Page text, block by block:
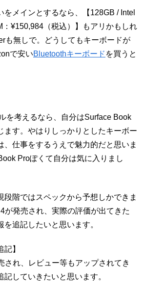
をメインとするなら、【128GB / Intel
：¥150,984（税込）】もアリかもしれ
も無しで。どうしてもキーボードが
で安いBluetoothキーボード を買うと
を考えるなら、自分はSurface Book
ます。やはりしっかりとしたキーボー
、仕事をするうえで魅力的だと思いま
Proぽくて自分は気に入りまし
段階ではスペックから予想しかできま
が発売され、実際の評価が出てきた
を追記したいと思います。
記】
され、レビュー等もアップされてき
記していきたいと思います。